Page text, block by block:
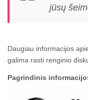
jūsų
Daugiau informacijos
galima rasti renginio
Pagrindinis